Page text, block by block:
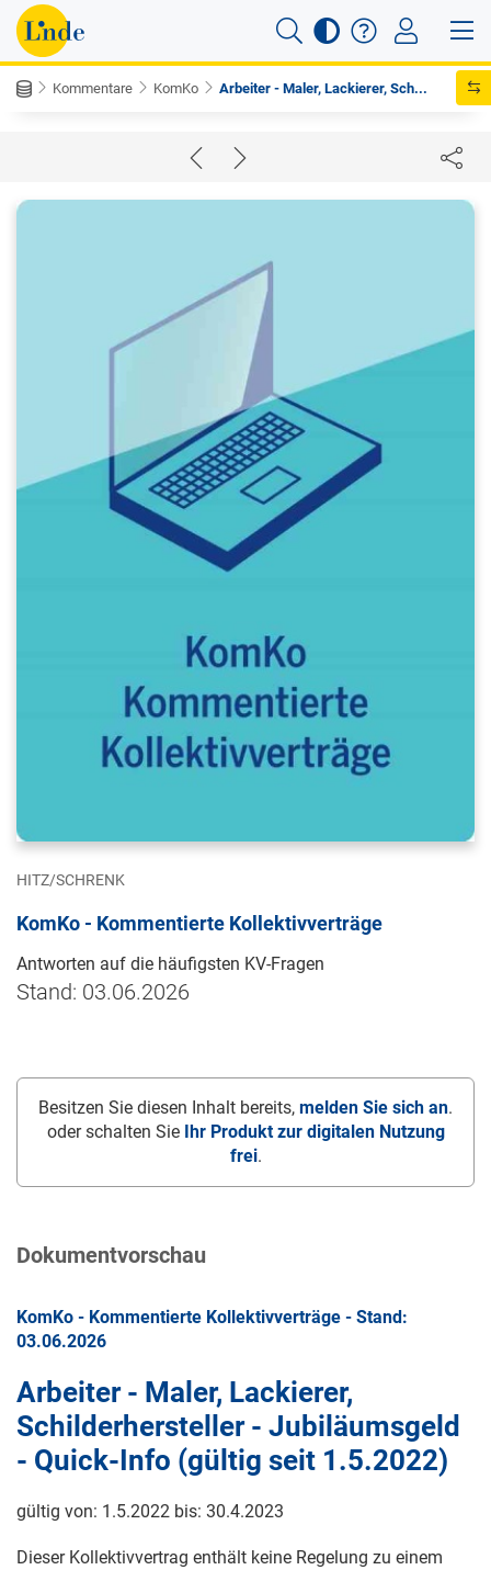
Kommentare KomKo Arbeiter - Maler, Lackierer, Sch...
HITZ/SCHRENK
KomKo - Kommentierte Kollektivverträge
Antworten auf die häufigsten KV-Fragen
Stand: 03.06.2026
Besitzen Sie diesen Inhalt bereits, melden Sie sich an.
oder schalten Sie
Ihr Produkt zur digitalen Nutzung
frei.
Dokumentvorschau
KomKo - Kommentierte Kollektivverträge - Stand:
03.06.2026
Arbeiter - Maler, Lackierer,
Schilderhersteller - Jubiläumsgeld
- Quick-Info (gültig seit 1.5.2022)
gültig von: 1.5.2022 bis: 30.4.2023
Dieser Kollektivvertrag enthält keine Regelung zu einem